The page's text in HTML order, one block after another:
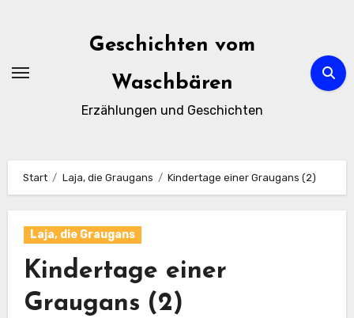
Geschichten vom
Waschbären
Erzählungen und Geschichten
Start Laja, die Graugans Kindertage einer Graugans (2)
Laja, die Graugans
Kindertage einer
Graugans (2)